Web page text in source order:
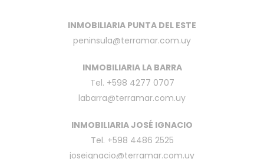
INMOBILIARIA PUNTA DEL ESTE
peninsula@terramar.com.uy
INMOBILIARIA LA BARRA
Tel. +598 4277 0707
labarra@terramar.com.uy
INMOBILIARIA JOSÉ IGNACIO
Tel. +598 4486 2525
joseignacio@terramar.com.uy